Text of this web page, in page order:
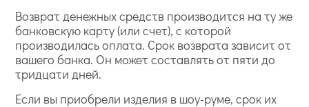
Возврат денежных средств производится на ту же
банковскую карту (или счет), с которой
производилась оплата. Срок возврата зависит от
вашего банка. Он может составлять от пяти до
тридцати дней.
Если вы приобрели изделия в шоу-руме, срок их